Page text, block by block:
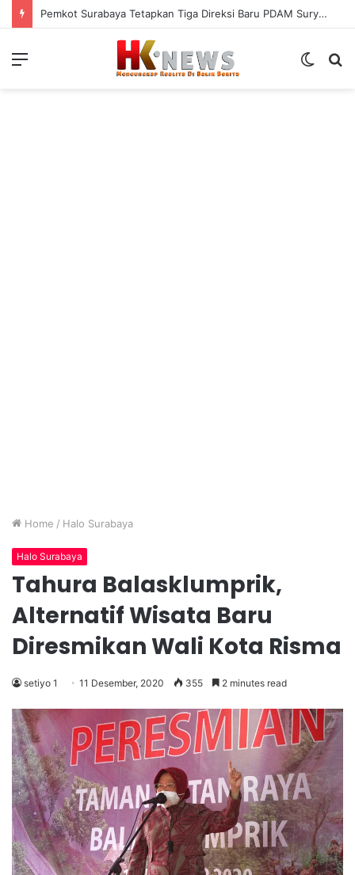
Pemkot Surabaya Tetapkan Tiga Direksi Baru PDAM Surya Sembada, Fokus Perkuat Layanan dan Kinerja
Menu
Switch
Home / Halo Surabaya
Halo Surabaya
Tahura Balasklumprik,
Alternatif Wisata Baru
Diresmikan Wali Kota Risma
setiyo 1 11 Desember, 2020 355 2 minutes read